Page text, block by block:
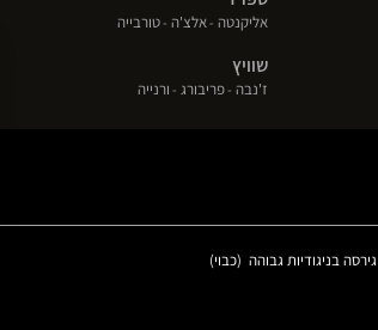
אליקנטה(פתח
אלצ'ה(פתח
טורבייה(פתח
שוויץ
ז'נבה(פתח
פריבורג (פתח
ורנייה(פתח
גירסה בניגודיות גבוהה (כבוי)